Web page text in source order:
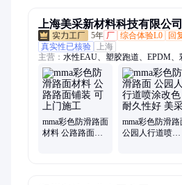
上海美采新材料科技有限公司
5年 厂 综合体验L0 回
真实性已核验
上海
主营： 水性EAU、塑胶跑道、EPDM、
色防滑路面、水性sp彩色防滑路面、水
滑路面、路面防滑涂料、陶瓷颗粒、
彩色路面、彩色透水混凝土、透水混
石、水洗石、彩色透水胶粘石、夜光
道材料、艺术压花地坪、MMA彩色沥
mma彩色防滑路面
材料 公路路面铺
mma彩色防滑路
公园人行道喷涂